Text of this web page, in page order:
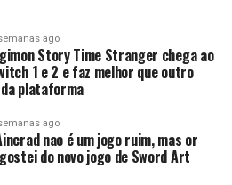
ago
Story Time Stranger chega ao
1 e 2 e faz melhor que outro
da plataforma
ago
nao é um jogo ruim, mas or
do novo jogo de Sword Art